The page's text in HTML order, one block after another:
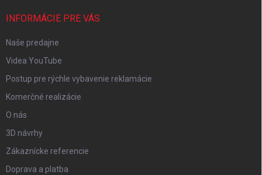
INFORMÁCIE PRE VÁS
Naše predajne
Videa YouTube
Postup pre rýchle vybavenie reklamácie
Komerčné realizácie
O nás
3D návrhy
Zákaznícke referencie
Doprava a platba